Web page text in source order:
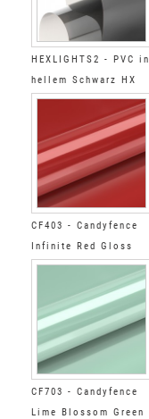
HEXLIGHTS2 - PVC in
hellem Schwarz HX
CF403 - Candyfence
Infinite Red Gloss
CF703 - Candyfence
Lime Blossom Green